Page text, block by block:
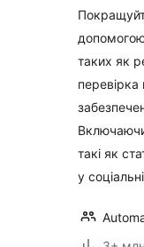
таких як
такі як
у